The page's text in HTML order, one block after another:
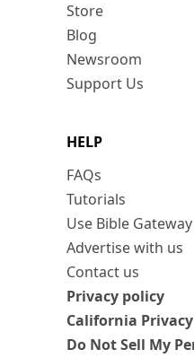
Store
Blog
Newsroom
Support Us
HELP
FAQs
Tutorials
Use Bible
Advertise with us
Contact us
Privacy policy
California
Do Not Sell My